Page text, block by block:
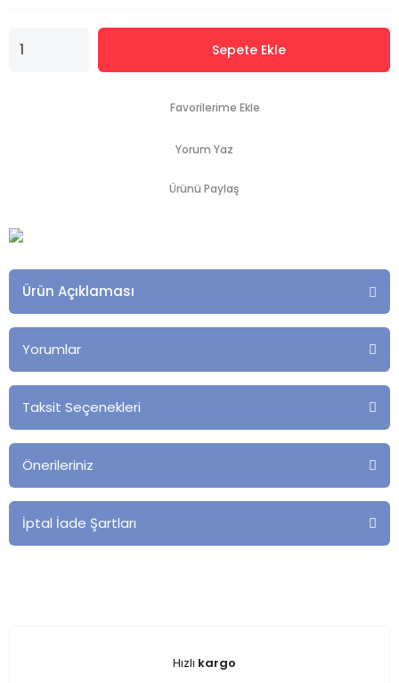
Sepete Ekle
Yorum Yaz
Ürünü Paylaş
Ürün Açıklaması
Yorumlar
Taksit Seçenekleri
Önerileriniz
İptal İade Şartları
Hızlı kargo